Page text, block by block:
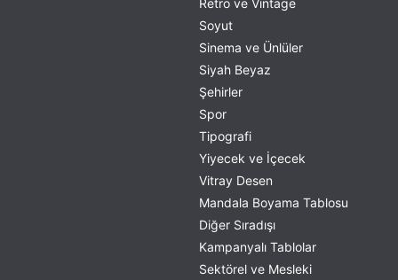
Soyut
Sinema ve Ünlüler
Siyah Beyaz
Şehirler
Spor
Tipografi
Yiyecek ve İçecek
Vitray Desen
Mandala Boyama Tablosu
Diğer Sıradışı
Kampanyalı Tablolar
Sektörel ve Mesleki